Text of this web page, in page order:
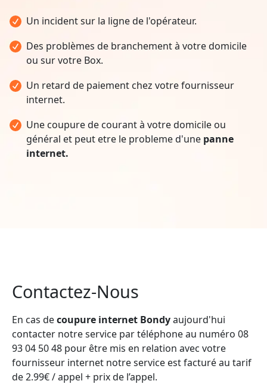
Un incident sur la ligne de l'opérateur.
Des problèmes de branchement à votre domicile
ou sur votre Box.
Un retard de paiement chez votre fournisseur
internet.
Une coupure de courant à votre domicile ou
général et peut etre le probleme d'une panne
internet.
Contactez-Nous
En cas decoupure internet Bondyaujourd'hui
contacter notre service par téléphone au numéro 08
93 04 50 48 pour être mis en relation avec votre
fournisseur internet notre service est facturé au tarif
de 2.99€ / appel + prix de l’appel.